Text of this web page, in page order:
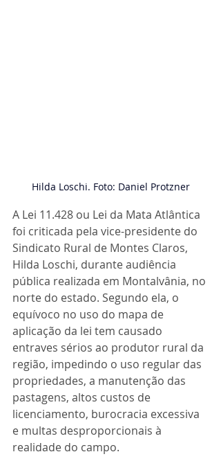
Hilda Loschi. Foto: Daniel Protzner
A Lei 11.428 ou Lei da Mata Atlântica
foi criticada pela vice-presidente do
Sindicato Rural de Montes Claros,
Hilda Loschi, durante audiência
pública realizada em Montalvânia, no
norte do estado. Segundo ela, o
equívoco no uso do mapa de
aplicação da lei tem causado
entraves sérios ao produtor rural da
região, impedindo o uso regular das
propriedades, a manutenção das
pastagens, altos custos de
licenciamento, burocracia excessiva
e multas desproporcionais à
realidade do campo.